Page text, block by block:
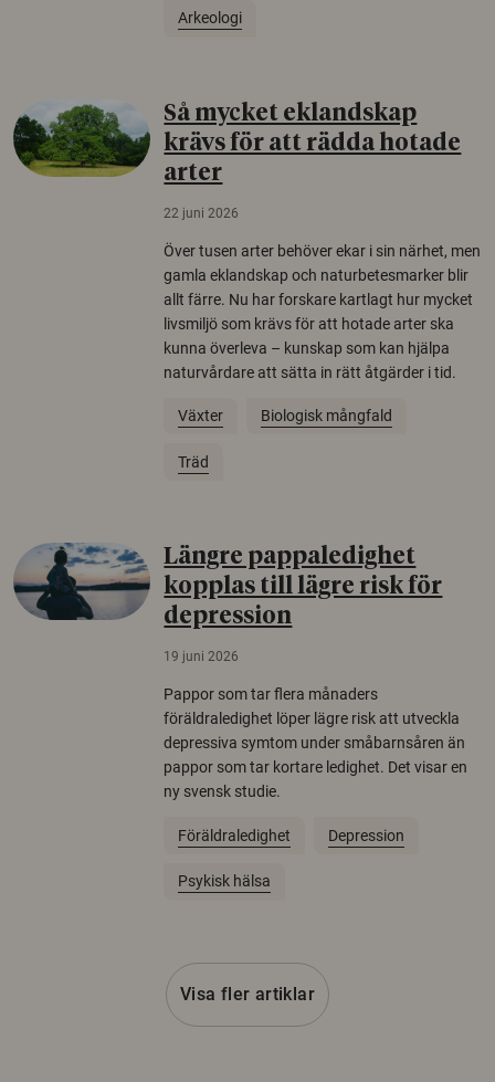
Arkeologi
Så mycket eklandskap
krävs för att rädda hotade
arter
22 juni 2026
Över tusen arter behöver ekar i sin närhet, men
gamla eklandskap och naturbetesmarker blir
allt färre. Nu har forskare kartlagt hur mycket
livsmiljö som krävs för att hotade arter ska
kunna överleva – kunskap som kan hjälpa
naturvårdare att sätta in rätt åtgärder i tid.
Växter Biologisk mångfald
Träd
Längre pappaledighet
kopplas till lägre risk för
depression
19 juni 2026
Pappor som tar flera månaders
föräldraledighet löper lägre risk att utveckla
depressiva symtom under småbarnsåren än
pappor som tar kortare ledighet. Det visar en
ny svensk studie.
Föräldraledighet Depression
Psykisk hälsa
Visa fler artiklar